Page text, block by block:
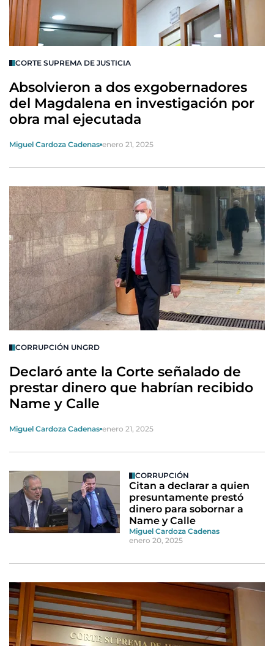
CORTE SUPREMA DE JUSTICIA
Absolvieron a dos exgobernadores
del Magdalena en investigación por
obra mal ejecutada
Miguel Cardoza Cadenas enero 21, 2025
CORRUPCIÓN UNGRD
Declaró ante la Corte señalado de
prestar dinero que habrían recibido
Name y Calle
Miguel Cardoza Cadenas enero 21, 2025
CORRUPCIÓN
Citan a declarar a quien
presuntamente prestó
dinero para sobornar a
Name y Calle
Miguel Cardoza Cadenas
enero 20, 2025